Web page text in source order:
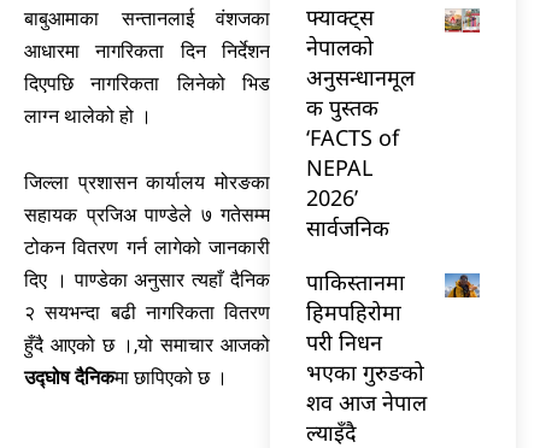
बाबुआमाका सन्तानलाई वंशजका
आधारमा नागरिकता दिन निर्देशन
दिएपछि नागरिकता लिनेको भिड
लाग्न थालेको हो ।
जिल्ला प्रशासन कार्यालय मोरङका
सहायक प्रजिअ पाण्डेले ७ गतेसम्म
टोकन वितरण गर्न लागेको जानकारी
दिए । पाण्डेका अनुसार त्यहाँ दैनिक
२ सयभन्दा बढी नागरिकता वितरण
हुँदै आएको छ ।,यो समाचार आजको
उद्घोष दैनिकमा छापिएको छ ।
फ्याक्ट्स
नेपालको
अनुसन्धानमूल
क पुस्तक
‘FACTS of
NEPAL
2026’
सार्वजनिक
पाकिस्तानमा
हिमपहिरोमा
परी निधन
भएका गुरुङको
शव आज नेपाल
ल्याइँदै